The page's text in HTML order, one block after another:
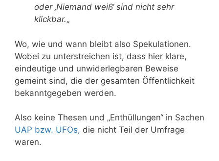
oder ‚Niemand weiß‘ sind nicht sehr
klickbar.„
Wo, wie und wann bleibt also Spekulationen.
Wobei zu unterstreichen ist, dass hier klare,
eindeutige und unwiderlegbaren Beweise
gemeint sind, die der gesamten Öffentlichkeit
bekanntgegeben werden.
Also keine Thesen und „Enthüllungen“ in Sachen
UAP bzw. UFOs, die nicht Teil der Umfrage
waren.